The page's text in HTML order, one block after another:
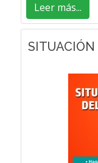
Leer más...
SITUACIÓN